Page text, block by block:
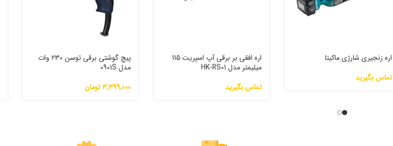
اره زنجیری شارژی ماکیتا
تماس بگیرید
اره افقی بر برقی آپ اسپریت 115
میلیمتر مدل HK-RS01
تماس بگیرید
پیچ گوشتی برقی توسن 230 وات
مدل 0901S
3,399,000تومان